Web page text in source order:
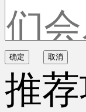
确定 取消
推荐